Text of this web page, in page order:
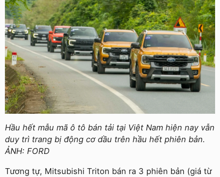
Hầu hết mẫu mã ô tô bán tải tại Việt Nam hiện nay vẫn
duy trì trang bị động cơ dầu trên hầu hết phiên bản.
ẢNH: FORD
Tương tự, Mitsubishi Triton bán ra 3 phiên bản (giá từ